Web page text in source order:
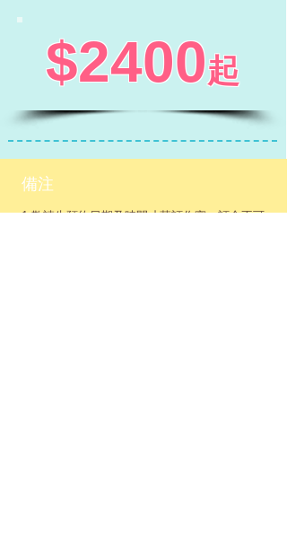
$2400起
備注
1.敬請先預約日期及時間才落訂作實，訂金不可